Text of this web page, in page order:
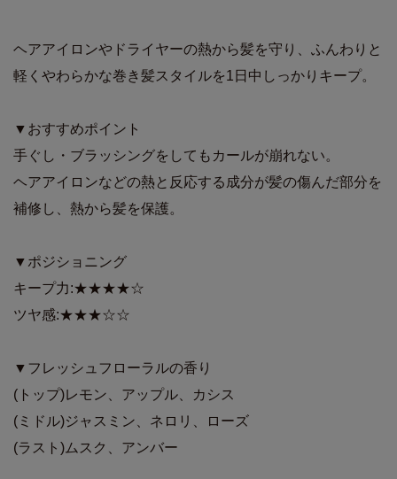
ヘアアイロンやドライヤーの熱から髪を守り、ふんわりと
軽くやわらかな巻き髪スタイルを1日中しっかりキープ。
▼おすすめポイント
手ぐし・ブラッシングをしてもカールが崩れない。
ヘアアイロンなどの熱と反応する成分が髪の傷んだ部分を
補修し、熱から髪を保護。
▼ポジショニング
キープ力:★★★★☆
ツヤ感:★★★☆☆
▼フレッシュフローラルの香り
(トップ)レモン、アップル、カシス
(ミドル)ジャスミン、ネロリ、ローズ
(ラスト)ムスク、アンバー